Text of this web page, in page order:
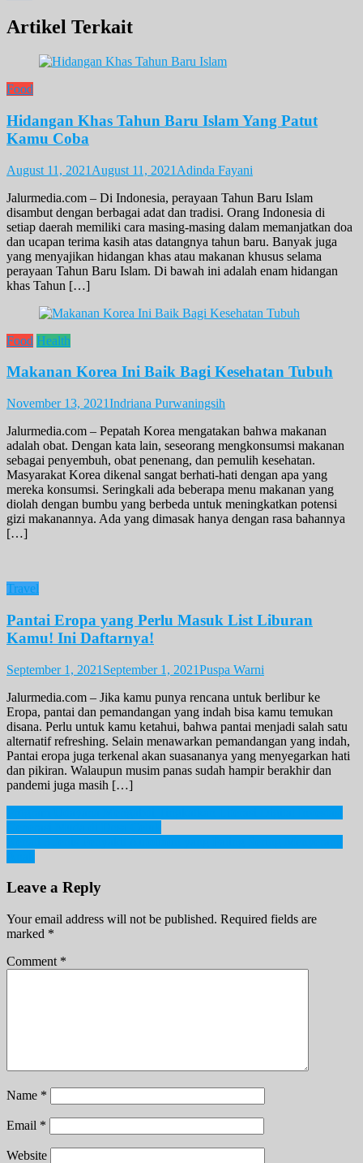
Artikel Terkait
Food
Hidangan Khas Tahun Baru Islam Yang Patut
Kamu Coba
August 11, 2021 August 11, 2021 Adinda Fayani
Jalurmedia.com – Di Indonesia, perayaan Tahun Baru Islam
disambut dengan berbagai adat dan tradisi. Orang Indonesia di
setiap daerah memiliki cara masing-masing dalam memanjatkan doa
dan ucapan terima kasih atas datangnya tahun baru. Banyak juga
yang menyajikan hidangan khas atau makanan khusus selama
perayaan Tahun Baru Islam. Di bawah ini adalah enam hidangan
khas Tahun […]
Food Health
Makanan Korea Ini Baik Bagi Kesehatan Tubuh
November 13, 2021Indriana Purwaningsih
Jalurmedia.com – Pepatah Korea mengatakan bahwa makanan
adalah obat. Dengan kata lain, seseorang mengkonsumsi makanan
sebagai penyembuh, obat penenang, dan pemulih kesehatan.
Masyarakat Korea dikenal sangat berhati-hati dengan apa yang
mereka konsumsi. Seringkali ada beberapa menu makanan yang
diolah dengan bumbu yang berbeda untuk meningkatkan potensi
gizi makanannya. Ada yang dimasak hanya dengan rasa bahannya
[…]
Travel
Pantai Eropa yang Perlu Masuk List Liburan
Kamu! Ini Daftarnya!
September 1, 2021 September 1, 2021Puspa Warni
Jalurmedia.com – Jika kamu punya rencana untuk berlibur ke
Eropa, pantai dan pemandangan yang indah bisa kamu temukan
disana. Perlu untuk kamu ketahui, bahwa pantai menjadi salah satu
alternatif refreshing. Selain menawarkan pemandangan yang indah,
Pantai eropa juga terkenal akan suasananya yang menyegarkan hati
dan pikiran. Walaupun musim panas sudah hampir berakhir dan
pandemi juga masih […]
Post
navigation
Leave a Reply
Your email address will not be published. Required fields are
marked *
Comment *
Name *
Email *
Website